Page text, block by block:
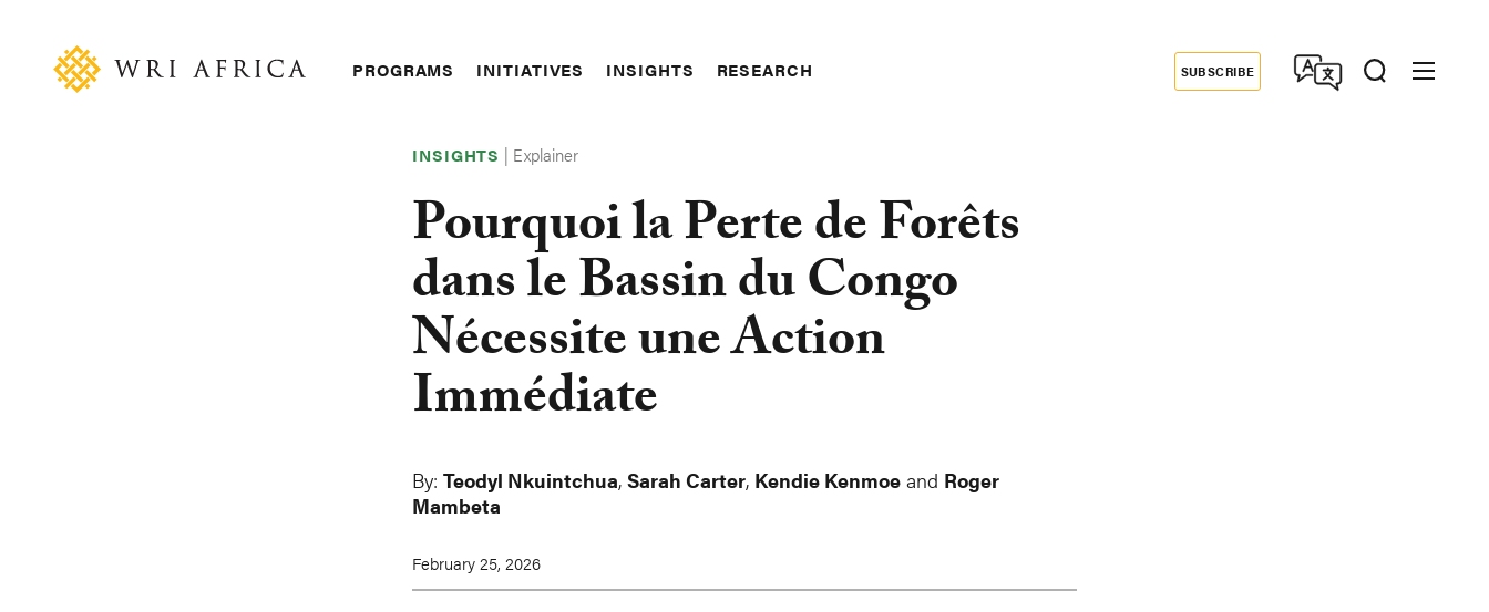
content
Main
PROGRAMS INITIATIVES INSIGHTS RESEARCH
Donate
SUBSCRIBE
INSIGHTS | Explainer
Pourquoi la Perte de Forêts
dans le Bassin du Congo
Nécessite une Action
Immédiate
By: Teodyl Nkuintchua, Sarah Carter, Kendie Kenmoe and Roger
Mambeta
February 25, 2026